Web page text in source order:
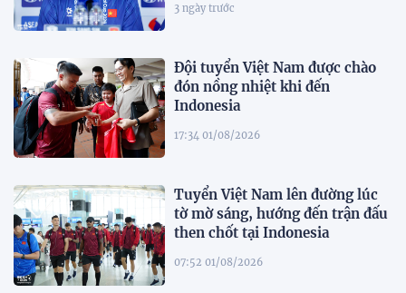
3 ngày trước
Đội tuyển Việt Nam được chào
đón nồng nhiệt khi đến
Indonesia
17:34 01/08/2026
Tuyển Việt Nam lên đường lúc
tờ mờ sáng, hướng đến trận đấu
then chốt tại Indonesia
07:52 01/08/2026